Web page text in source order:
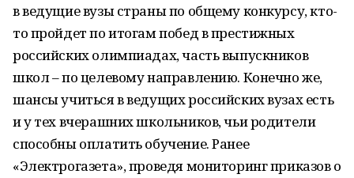
в ведущие вузы страны по общему конкурсу, кто-
то пройдет по итогам побед в престижных
российских олимпиадах, часть выпускников
школ – по целевому направлению. Конечно же,
шансы учиться в ведущих российских вузах есть
и у тех вчерашних школьников, чьи родители
способны оплатить обучение. Ранее
«Электрогазета», проведя мониторинг приказов о